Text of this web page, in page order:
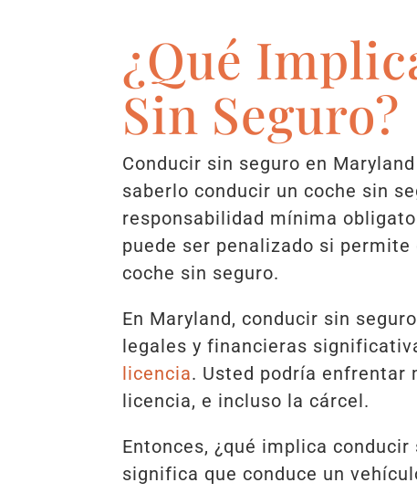
¿Qué
Sin Seguro?
Conducir sin seguro en
saberlo conducir un coche sin
responsabilidad mínima
puede ser penalizado si
coche sin seguro.
En Maryland, conducir sin
legales y financieras
licencia. Usted podría enfrentar
licencia, e incluso la cárcel.
Entonces, ¿qué implica
significa que conduce un